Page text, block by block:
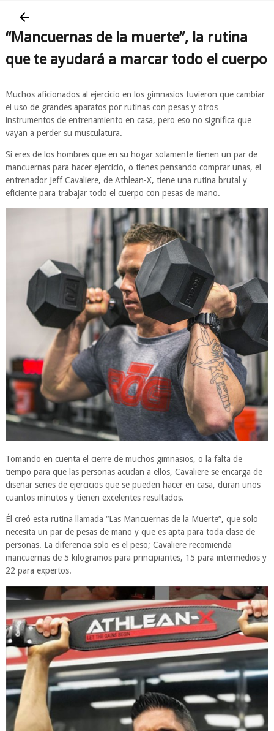
“Mancuernas de la muerte”, la rutina
que te ayudará a marcar todo el cuerpo
Muchos aficionados al ejercicio en los gimnasios tuvieron que cambiar
el uso de grandes aparatos por rutinas con pesas y otros
instrumentos de entrenamiento en casa, pero eso no significa que
vayan a perder su musculatura.
Si eres de los hombres que en su hogar solamente tienen un par de
mancuernas para hacer ejercicio, o tienes pensando comprar unas, el
entrenador Jeff Cavaliere, de Athlean-X, tiene una rutina brutal y
eficiente para trabajar todo el cuerpo con pesas de mano.
Tomando en cuenta el cierre de muchos gimnasios, o la falta de
tiempo para que las personas acudan a ellos, Cavaliere se encarga de
diseñar series de ejercicios que se pueden hacer en casa, duran unos
cuantos minutos y tienen excelentes resultados.
Él creó esta rutina llamada “Las Mancuernas de la Muerte”, que solo
necesita un par de pesas de mano y que es apta para toda clase de
personas. La diferencia solo es el peso; Cavaliere recomienda
mancuernas de 5 kilogramos para principiantes, 15 para intermedios y
22 para expertos.